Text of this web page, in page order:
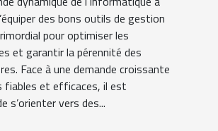
des bons outils de gestion
pour optimiser les
et garantir la pérennité des
Face à une demande croissante
fiables et efficaces, il est
s’orienter vers des...